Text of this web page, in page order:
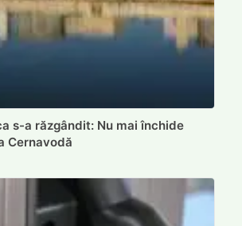
s-a răzgândit: Nu mai închide
Cernavodă